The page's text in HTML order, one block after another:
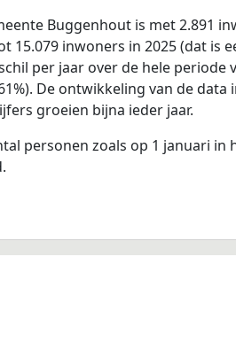
Buggenhout is met 2.891
15.079 inwoners in 2025 (dat is
per jaar over de hele periode
De ontwikkeling van de data
groeien bijna ieder jaar.
personen zoals op 1 januari in